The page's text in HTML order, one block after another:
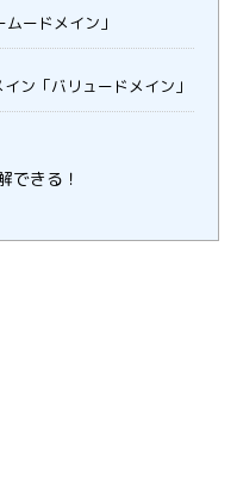
ードメイン」
ン「バリュードメイン」
できる！